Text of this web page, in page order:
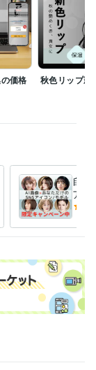
年
ーまで
料
印刷
価格
秋色リップ新
自然
アイ
S・